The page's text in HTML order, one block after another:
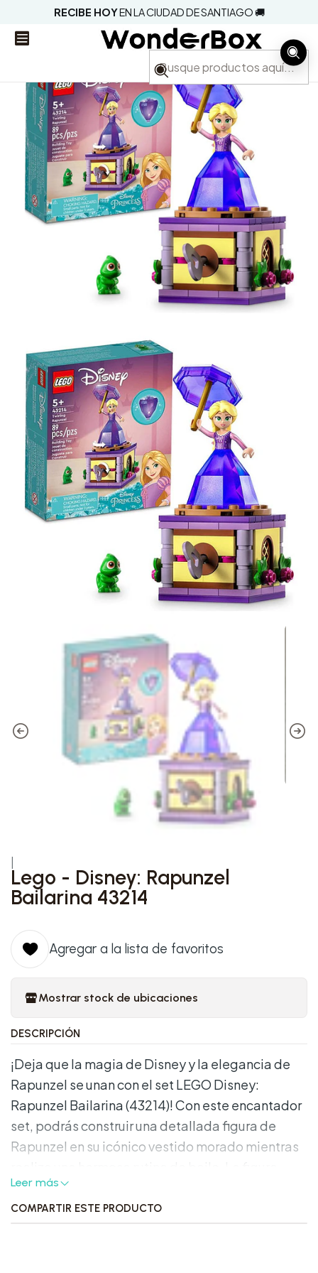
RECIBE HOYEN LA CIUDAD DE SANTIAGO 🚚
Lego - Disney: Rapunzel
Bailarina 43214
Agregar a la lista de favoritos
Mostrar stock de ubicaciones
DESCRIPCIÓN
¡Deja que la magia de Disney y la elegancia de
Rapunzel se unan con el set LEGO Disney:
Rapunzel Bailarina (43214)! Con este encantador
set, podrás construir una detallada figura de
Rapunzel en su icónico vestido morado mientras
cuenta con detalles auténticos que capturan la
esencia de este personaje querido de la película
"Enredados". Además, el set incluye una base
Leer más
COMPARTIR ESTE PRODUCTO